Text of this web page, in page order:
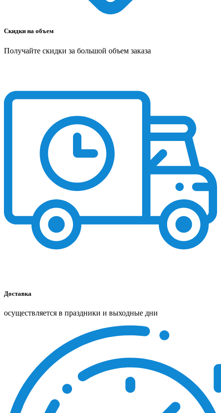
Скидки на объем
Получайте скидки за большой объем заказа
Доставка
осуществляется в праздники и выходные дни